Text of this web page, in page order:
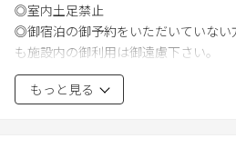
◎室内土足禁止
◎御宿泊の御予約をいただいていない
も施設内の御利用は御遠慮下さい。
◎幼児（2歳以下）のお子様は定員2名
テム上、それ以上の人数が入力でき
もっと見る